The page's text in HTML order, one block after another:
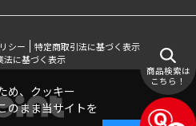
シー
特定商取引法に基づく表示
法に基づく表示
商品検索は
こちら！
め、クッキー
のまま当サイトを